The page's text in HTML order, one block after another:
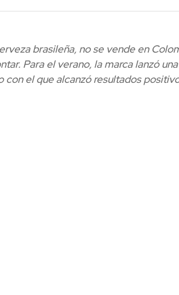
brasileña, no se vende en
Para el verano, la marca lanzó
con el que alcanzó resultados